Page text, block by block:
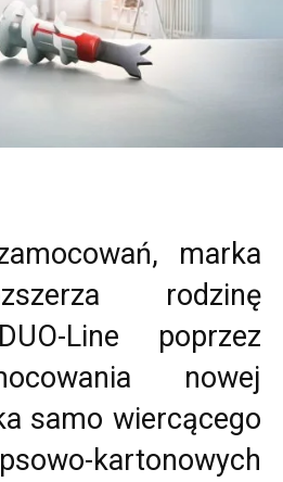
marka
rodzinę
Line poprzez
nowej
samo wiercącego
kartonowych